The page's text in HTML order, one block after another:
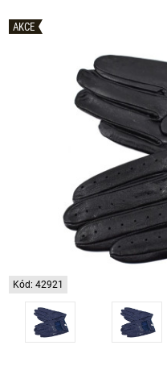
AKCE
Kód: 42921